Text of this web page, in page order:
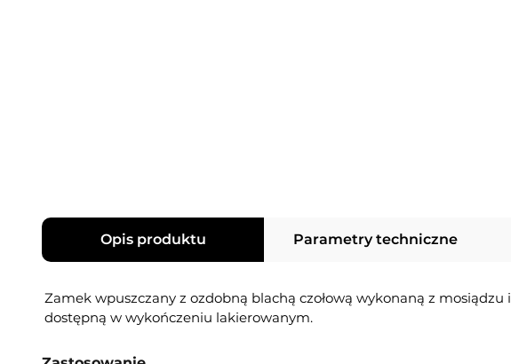
Opis produktu Parametry techniczne
Zamek wpuszczany z ozdobną blachą czołową wykonaną z mosiądzu i
dostępną w wykończeniu lakierowanym.